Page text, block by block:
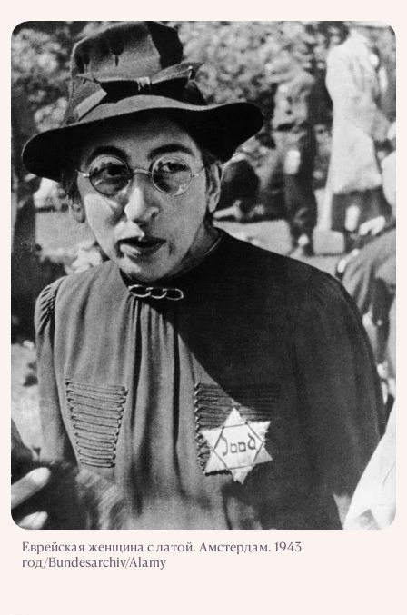
Еврейская женщина с латой. Амстердам. 1943
год/Bundesarchiv/Alamy